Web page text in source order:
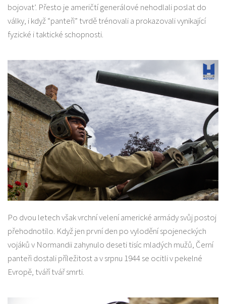
bojovat’. Přesto je američtí generálové nehodlali poslat do
války, i když “panteři” tvrdě trénovali a prokazovali vynikající
fyzické i taktické schopnosti.
Po dvou letech však vrchní velení americké armády svůj postoj
přehodnotilo. Když jen první den po vylodění spojeneckých
vojáků v Normandii zahynulo deseti tisíc mladých mužů, Černí
panteři dostali příležitost a v srpnu 1944 se ocitli v pekelné
Evropě, tváří tvář smrti.